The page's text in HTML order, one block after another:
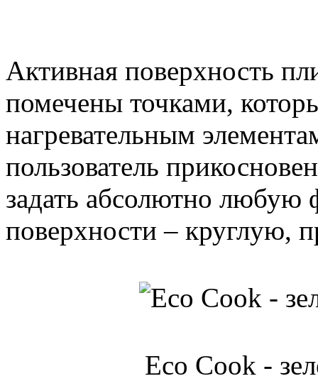
Активная поверхность
помечены точками,
нагревательным
пользователь
задать абсолютно любую
поверхности – круглую,
Eco Cook -